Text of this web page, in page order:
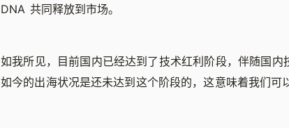
DNA 共同释放到市场。
如我所见，目前国内已经达到了技术红利阶段，伴随国
如今的出海状况是还未达到这个阶段的，这意味着我们可